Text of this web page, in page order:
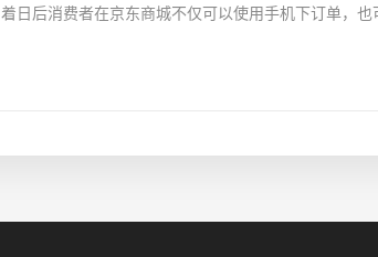
着日后消费者在京东商城不仅可以使用手机下订单，也